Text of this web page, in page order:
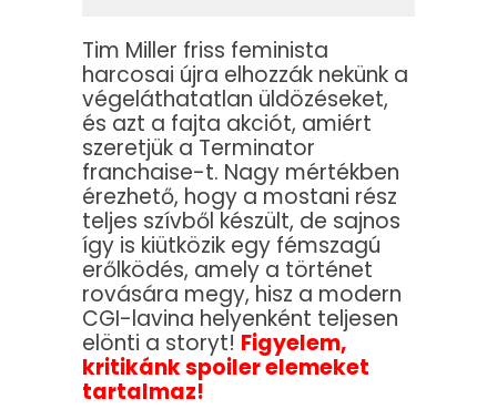
Tim Miller friss feminista
harcosai újra elhozzák nekünk a
végeláthatatlan üldözéseket,
és azt a fajta akciót, amiért
szeretjük a Terminator
franchaise-t. Nagy mértékben
érezhető, hogy a mostani rész
teljes szívből készült, de sajnos
így is kiütközik egy fémszagú
erőlködés, amely a történet
rovására megy, hisz a modern
CGI-lavina helyenként teljesen
elönti a storyt! Figyelem,
kritikánk spoiler elemeket
tartalmaz!